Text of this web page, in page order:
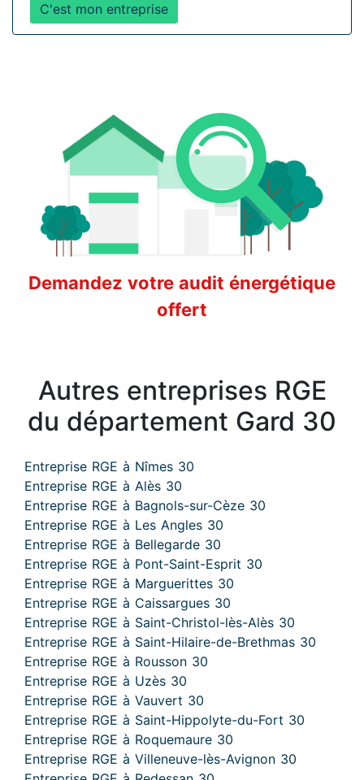
C'est mon entreprise
Demandez votre audit énergétique
offert
Autres entreprises RGE
du département Gard 30
Entreprise RGE à Nîmes 30
Entreprise RGE à Alès 30
Entreprise RGE à Bagnols-sur-Cèze 30
Entreprise RGE à Les Angles 30
Entreprise RGE à Bellegarde 30
Entreprise RGE à Pont-Saint-Esprit 30
Entreprise RGE à Marguerittes 30
Entreprise RGE à Caissargues 30
Entreprise RGE à Saint-Christol-lès-Alès 30
Entreprise RGE à Saint-Hilaire-de-Brethmas 30
Entreprise RGE à Rousson 30
Entreprise RGE à Uzès 30
Entreprise RGE à Vauvert 30
Entreprise RGE à Saint-Hippolyte-du-Fort 30
Entreprise RGE à Roquemaure 30
Entreprise RGE à Villeneuve-lès-Avignon 30